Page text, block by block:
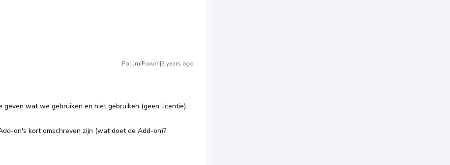
Forum|Forum|3 years ago
geven wat we gebruiken en niet gebruiken (geen licentie).
on's kort omschreven zijn (wat doet de Add-on)?